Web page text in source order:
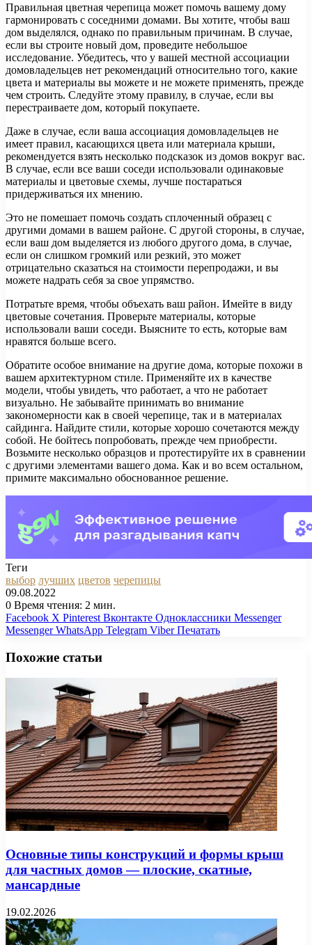
Правильная цветная черепица может помочь вашему дому
гармонировать с соседними домами. Вы хотите, чтобы ваш
дом выделялся, однако по правильным причинам. В случае,
если вы строите новый дом, проведите небольшое
исследование. Убедитесь, что у вашей местной ассоциации
домовладельцев нет рекомендаций относительно того, какие
цвета и материалы вы можете и не можете применять, прежде
чем строить. Следуйте этому правилу, в случае, если вы
перестраиваете дом, который покупаете.
Даже в случае, если ваша ассоциация домовладельцев не
имеет правил, касающихся цвета или материала крыши,
рекомендуется взять несколько подсказок из домов вокруг вас.
В случае, если все ваши соседи использовали одинаковые
материалы и цветовые схемы, лучше постараться
придерживаться их мнению.
Это не помешает помочь создать сплоченный образец с
другими домами в вашем районе. С другой стороны, в случае,
если ваш дом выделяется из любого другого дома, в случае,
если он слишком громкий или резкий, это может
отрицательно сказаться на стоимости перепродажи, и вы
можете надрать себя за свое упрямство.
Потратьте время, чтобы объехать ваш район. Имейте в виду
цветовые сочетания. Проверьте материалы, которые
использовали ваши соседи. Выясните то есть, которые вам
нравятся больше всего.
Обратите особое внимание на другие дома, которые похожи в
вашем архитектурном стиле. Применяйте их в качестве
модели, чтобы увидеть, что работает, а что не работает
визуально. Не забывайте принимать во внимание
закономерности как в своей черепице, так и в материалах
сайдинга. Найдите стили, которые хорошо сочетаются между
собой. Не бойтесь попробовать, прежде чем приобрести.
Возьмите несколько образцов и протестируйте их в сравнении
с другими элементами вашего дома. Как и во всем остальном,
примите максимально обоснованное решение.
Теги
выбор лучших цветов черепицы
09.08.2022
0 Время чтения: 2 мин.
Facebook X Pinterest Вконтакте Одноклассники Messenger
Messenger WhatsApp Telegram Viber Печатать
Похожие статьи
Основные типы конструкций и формы крыш
для частных домов — плоские, скатные,
мансардные
19.02.2026